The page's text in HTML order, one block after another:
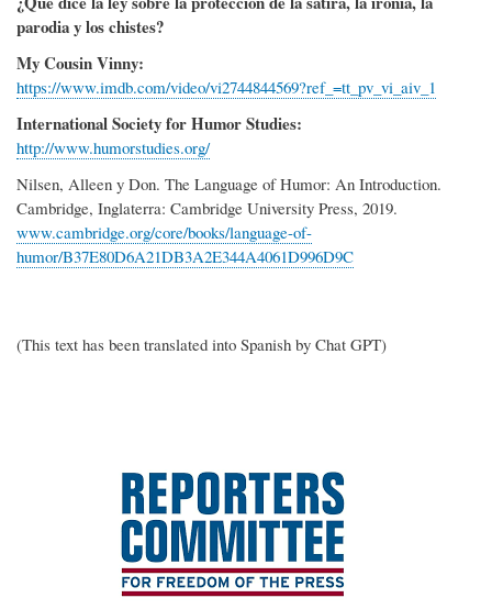
parodia y los chistes?
My Cousin Vinny:
https://www.imdb.com/video/vi2744844569?ref_=tt_pv_vi_aiv_1
International Society for Humor Studies:
http://www.humorstudies.org/
Nilsen, Alleen y Don. The Language of Humor: An Introduction.
Cambridge, Inglaterra: Cambridge University Press, 2019.
www.cambridge.org/core/books/language-of-
humor/B37E80D6A21DB3A2E344A4061D996D9C
(This text has been translated into Spanish by Chat GPT)